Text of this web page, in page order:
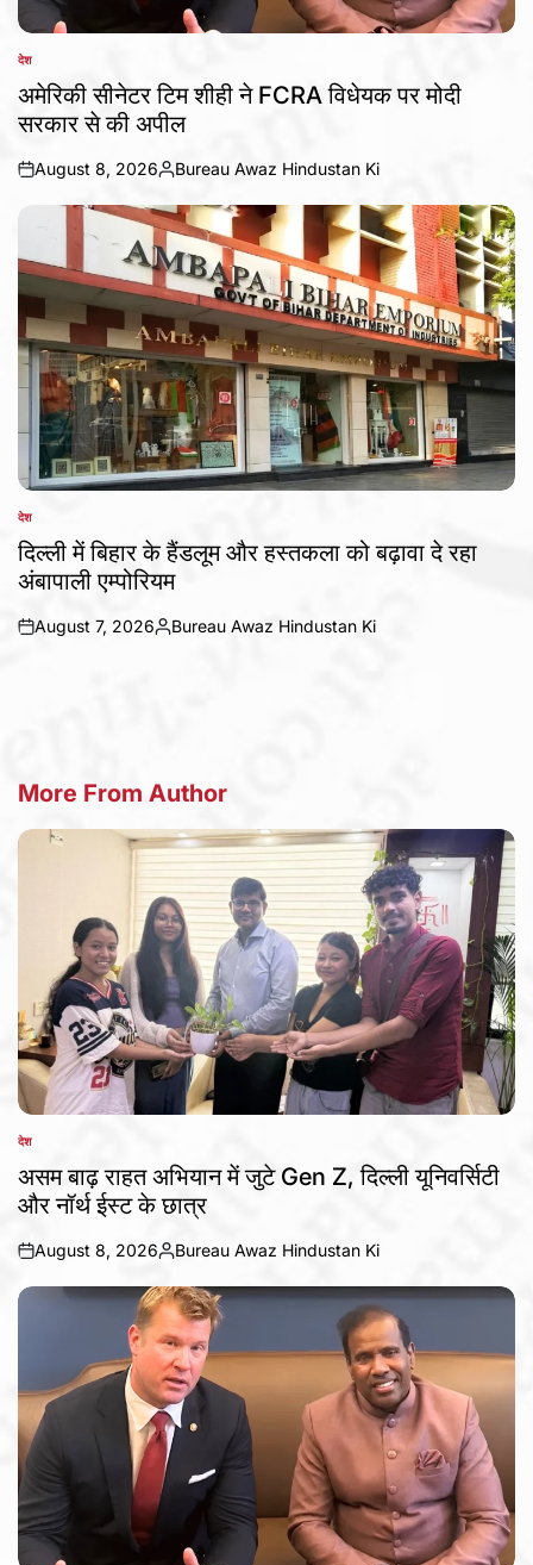
POSTED
देश
अमेरिकी सीनेटर टिम शीही ने FCRA विधेयक पर मोदी
सरकार से की अपील
on
August 8, 2026
Posted
by
Bureau Awaz Hindustan Ki
POSTED
IN
देश
दिल्ली में बिहार के हैंडलूम और हस्तकला को बढ़ावा दे रहा
अंबापाली एम्पोरियम
on
August 7, 2026
Posted
Bureau Awaz Hindustan Ki
More From Author
POSTED
देश
असम बाढ़ राहत अभियान में जुटे Gen Z, दिल्ली यूनिवर्सिटी
और नॉर्थ ईस्ट के छात्र
on
August 8, 2026
Posted
by
Bureau Awaz Hindustan Ki